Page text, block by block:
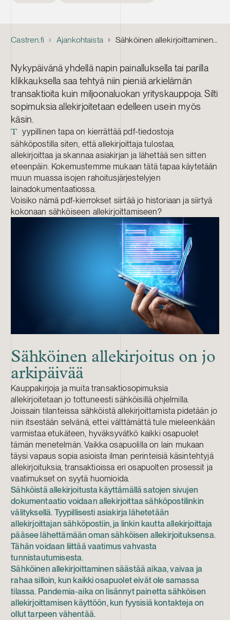
Castren.fi Ajankohtaista Sähköinen allekirjoittaminen: Joko pdf-kierrokset voisi lopettaa?
Nykypäivänä yhdellä napin painalluksella tai parilla
klikkauksella saa tehtyä niin pieniä arkielämän
transaktioita kuin miljoonaluokan yrityskauppoja. Silti
sopimuksia allekirjoitetaan edelleen usein myös
käsin.
T
yypillinen tapa on kierrättää pdf-tiedostoja
sähköpostilla siten, että allekirjoittaja tulostaa,
allekirjoittaa ja skannaa asiakirjan ja lähettää sen sitten
eteenpäin. Kokemustemme mukaan tätä tapaa käytetään
muun muassa isojen rahoitusjärjestelyjen
lainadokumentaatiossa.
Voisiko nämä pdf-kierrokset siirtää jo historiaan ja siirtyä
kokonaan sähköiseen allekirjoittamiseen?
Sähköinen allekirjoitus on jo
arkipäivää
Kauppakirjoja ja muita transaktiosopimuksia
allekirjoitetaan jo tottuneesti sähköisillä ohjelmilla.
Joissain tilanteissa sähköistä allekirjoittamista pidetään jo
niin itsestään selvänä, ettei välttämättä tule mieleenkään
varmistaa etukäteen, hyväksyvätkö kaikki osapuolet
tämän menetelmän. Vaikka osapuolilla on lain mukaan
täysi vapaus sopia asioista ilman perinteisiä käsintehtyjä
allekirjoituksia, transaktioissa eri osapuolten prosessit ja
vaatimukset on syytä huomioida.
Sähköistä allekirjoitusta käyttämällä satojen sivujen
dokumentaatio voidaan allekirjoittaa sähköpostilinkin
välityksellä. Tyypillisesti asiakirja lähetetään
allekirjoittajan sähköpostiin, ja linkin kautta allekirjoittaja
pääsee lähettämään oman sähköisen allekirjoituksensa.
Tähän voidaan liittää vaatimus vahvasta
tunnistautumisesta.
Sähköinen allekirjoittaminen säästää aikaa, vaivaa ja
rahaa silloin, kun kaikki osapuolet eivät ole samassa
tilassa. Pandemia-aika on lisännyt painetta sähköisen
allekirjoittamisen käyttöön, kun fyysisiä kontakteja on
ollut tarpeen vähentää.